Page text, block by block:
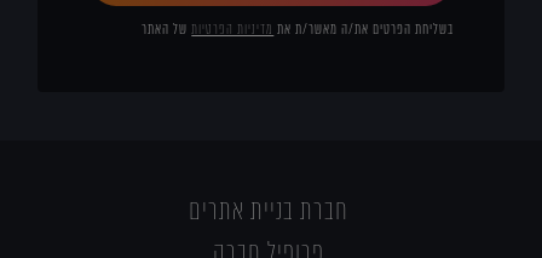
בשליחת הפרטים את/ה מאשר/ת את מדיניות הפרטיותשל האתר
חברת בניית אתרים